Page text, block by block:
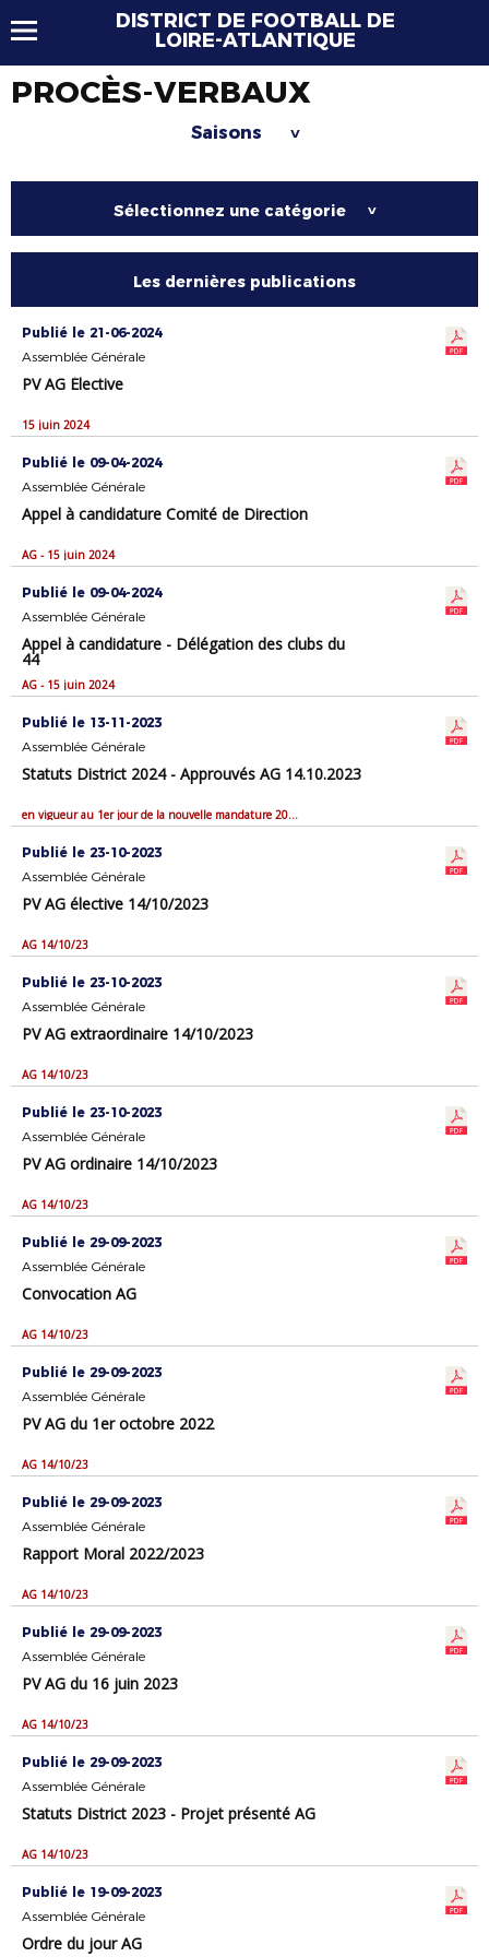
DISTRICT DE FOOTBALL DE
LOIRE-ATLANTIQUE
PROCÈS-VERBAUX
Saisons >
Sélectionnez une catégorie >
Les dernières publications
Publié le 21-06-2024
Assemblée Générale
PV AG Élective
15 juin 2024
Publié le 09-04-2024
Assemblée Générale
Appel à candidature Comité de Direction
AG - 15 juin 2024
Publié le 09-04-2024
Assemblée Générale
Appel à candidature - Délégation des clubs du
44
AG - 15 juin 2024
Publié le 13-11-2023
Assemblée Générale
Statuts District 2024 - Approuvés AG 14.10.2023
en vigueur au 1er jour de la nouvelle mandature 2024/2028
Publié le 23-10-2023
Assemblée Générale
PV AG élective 14/10/2023
AG 14/10/23
Publié le 23-10-2023
Assemblée Générale
PV AG extraordinaire 14/10/2023
AG 14/10/23
Publié le 23-10-2023
Assemblée Générale
PV AG ordinaire 14/10/2023
AG 14/10/23
Publié le 29-09-2023
Assemblée Générale
Convocation AG
AG 14/10/23
Publié le 29-09-2023
Assemblée Générale
PV AG du 1er octobre 2022
AG 14/10/23
Publié le 29-09-2023
Assemblée Générale
Rapport Moral 2022/2023
AG 14/10/23
Publié le 29-09-2023
Assemblée Générale
PV AG du 16 juin 2023
AG 14/10/23
Publié le 29-09-2023
Assemblée Générale
Statuts District 2023 - Projet présenté AG
AG 14/10/23
Publié le 19-09-2023
Assemblée Générale
Ordre du jour AG